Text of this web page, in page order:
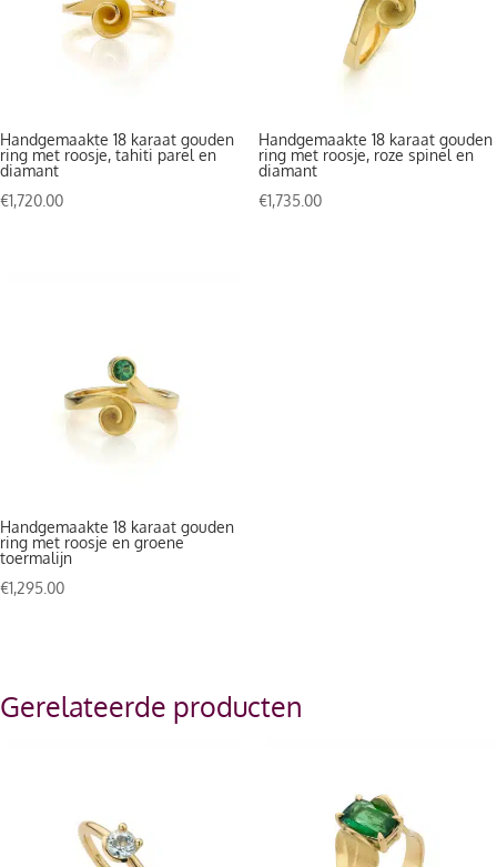
Handgemaakte 18 karaat gouden
ring met roosje, tahiti parel en
diamant
€1,720.00
Handgemaakte 18 karaat gouden
ring met roosje, roze spinel en
diamant
€1,735.00
Handgemaakte 18 karaat gouden
ring met roosje en groene
toermalijn
€1,295.00
Gerelateerde producten